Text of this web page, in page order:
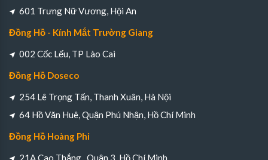
601 Trưng Nữ Vương, Hội An
Đồng Hồ - Kính Mắt Trường Giang
002 Cốc Lếu, TP Lào Cai
Đồng Hồ Doseco
254 Lê Trọng Tấn, Thanh Xuân, Hà Nội
64 Hồ Văn Huê, Quận Phú Nhận, Hồ Chí Minh
Đồng Hồ Hoàng Phi
21A Cao Thắng , Quận 3, Hồ Chí Minh